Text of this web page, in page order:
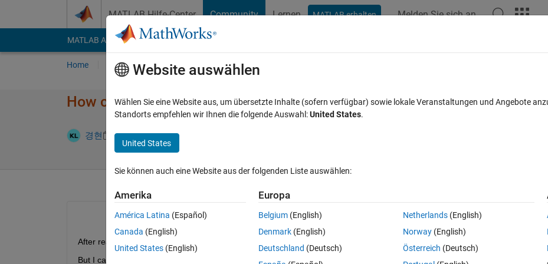
MATLAB Hilfe-Center Community Lernen MATLAB erhalten Melden Sie sich an
MATLAB Answers File Exchange Cody
Home Fragen Antworten Durchsuchen
How can i imwrite ppm image file as a ASCII Encoding format
경현 3 Apr. 2024 1 Antwort
0 Stimmen
After reading the PPM file and processing the data, and save it again using imwrite.
But I cant imwrite ppm image file as a ASCII Encoding format
Website auswählen
Wählen Sie eine Website aus, um übersetzte Inhalte (sofern verfügbar) sowie lokale Veranstaltungen und Angebote
Standorts empfehlen wir Ihnen die folgende Auswahl:United States.
United States
Sie können auch eine Website aus der folgenden Liste auswählen:
Amerika
América Latina (Español)
Canada (English)
United States (English)
Europa
Belgium (English)
Denmark (English)
Deutschland (Deutsch)
Netherlands(English)
Norway(English)
Österreich (Deutsch)